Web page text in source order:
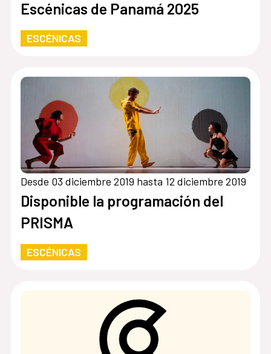
Escénicas de Panamá 2025
ESCÉNICAS
Desde 03 diciembre 2019 hasta 12 diciembre 2019
Disponible la programación del
PRISMA
ESCÉNICAS